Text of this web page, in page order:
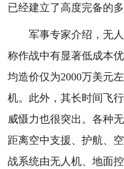
已经建立了高度完备的
军事专家介绍，无人
称作战中有显著低成本
均造价仅为2000万美元
机。此外，其长时间飞
威慑力也很突出。各种
距离空中支援、护航、
战系统由无人机、地面